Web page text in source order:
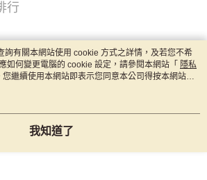
行
詢有關本網站使用 cookie 方式之詳情，及若您不希
如何變更電腦的 cookie 設定，請參閱本網站「 隱私
您繼續使用本網站即表示您同意本公司得按本網站使
。
我知道了